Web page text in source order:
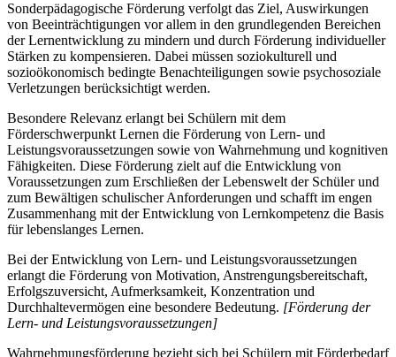
Sonderpädagogische Förderung verfolgt das Ziel, Auswirkungen
von Beeinträchtigungen vor allem in den grundlegenden Bereichen
der Lernentwicklung zu mindern und durch Förderung individueller
Stärken zu kompensieren. Dabei müssen soziokulturell und
sozioökonomisch bedingte Benachteiligungen sowie psychosoziale
Verletzungen berücksichtigt werden.
Besondere Relevanz erlangt bei Schülern mit dem
Förderschwerpunkt Lernen die Förderung von Lern- und
Leistungsvoraussetzungen sowie von Wahrnehmung und kognitiven
Fähigkeiten. Diese Förderung zielt auf die Entwicklung von
Voraussetzungen zum Erschließen der Lebenswelt der Schüler und
zum Bewältigen schulischer Anforderungen und schafft im engen
Zusammenhang mit der Entwicklung von Lernkompetenz die Basis
für lebenslanges Lernen.
Bei der Entwicklung von Lern- und Leistungsvoraussetzungen
erlangt die Förderung von Motivation, Anstrengungsbereitschaft,
Erfolgszuversicht, Aufmerksamkeit, Konzentration und
Durchhaltevermögen eine besondere Bedeutung. [Förderung der
Lern- und Leistungsvoraussetzungen]
Wahrnehmungsförderung bezieht sich bei Schülern mit Förderbedarf